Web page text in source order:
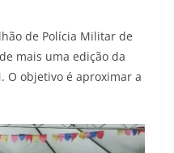
de Polícia Militar de
mais uma edição da
O objetivo é aproximar a